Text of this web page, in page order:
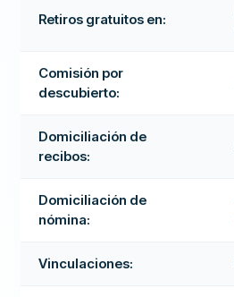
Retiros gratuitos en:
Comisión por
descubierto:
Domiciliación de
recibos:
Domiciliación de
nómina:
Vinculaciones: